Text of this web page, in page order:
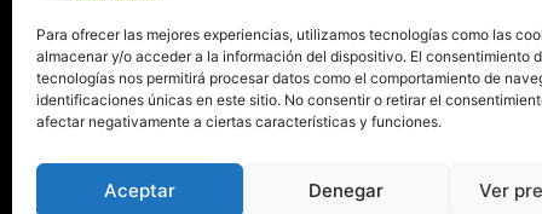
Para ofrecer las mejores experiencias, utilizamos tecnologías como las
almacenar y/o acceder a la información del dispositivo. El consentimiento
tecnologías nos permitirá procesar datos como el comportamiento de
identificaciones únicas en este sitio. No consentir o retirar el
afectar negativamente a ciertas características y funciones.
Aceptar Denegar Ver
Quiénes somos
Condiciones de devolución y garantía
Política de Privacidad
Términos y Condiciones de Uso